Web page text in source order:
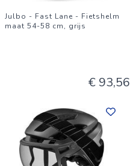
Julbo - Fast Lane - Fietshelm
maat 54-58 cm, grijs
€ 93,56